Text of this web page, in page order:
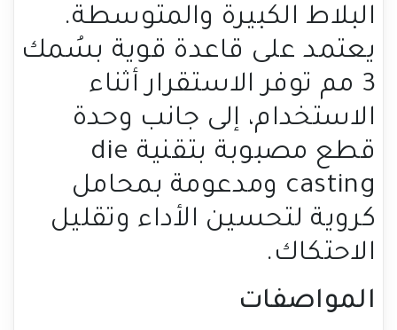
البلاط الكبيرة والمتوسطة.
يعتمد على قاعدة قوية بسُمك
3 مم توفر الاستقرار أثناء
الاستخدام، إلى جانب وحدة
قطع مصبوبة بتقنية die
casting ومدعومة بمحامل
كروية لتحسين الأداء وتقليل
الاحتكاك.
المواصفات